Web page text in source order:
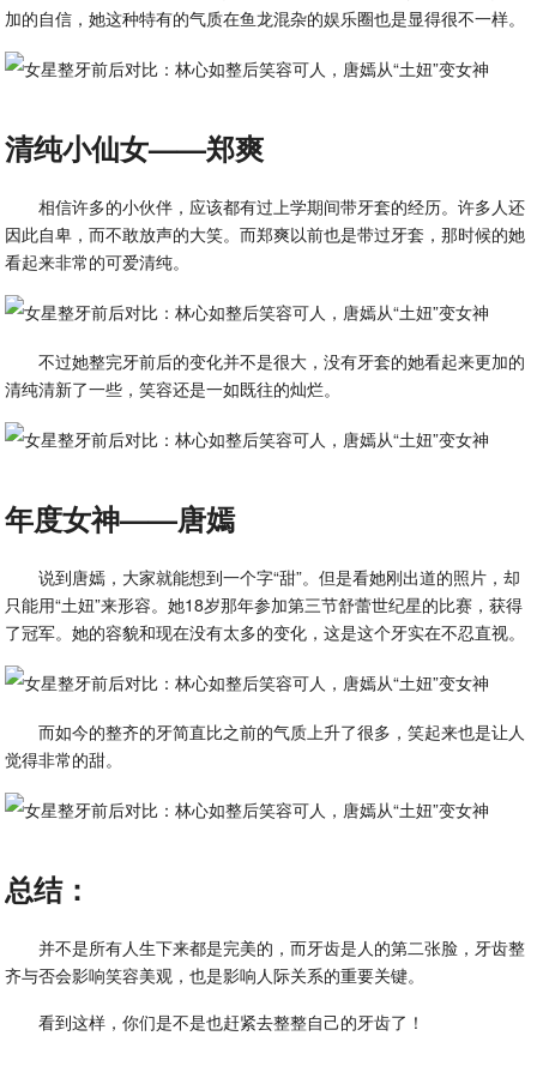
加的自信，她这种特有的气质在鱼龙混杂的娱乐圈也是显得很不一样。
清纯小仙女——郑爽
相信许多的小伙伴，应该都有过上学期间带牙套的经历。许多人还
因此自卑，而不敢放声的大笑。而郑爽以前也是带过牙套，那时候的她
看起来非常的可爱清纯。
不过她整完牙前后的变化并不是很大，没有牙套的她看起来更加的
清纯清新了一些，笑容还是一如既往的灿烂。
年度女神——唐嫣
说到唐嫣，大家就能想到一个字“甜”。但是看她刚出道的照片，却
只能用“土妞”来形容。她18岁那年参加第三节舒蕾世纪星的比赛，获得
了冠军。她的容貌和现在没有太多的变化，这是这个牙实在不忍直视。
而如今的整齐的牙简直比之前的气质上升了很多，笑起来也是让人
觉得非常的甜。
总结：
并不是所有人生下来都是完美的，而牙齿是人的第二张脸，牙齿整
齐与否会影响笑容美观，也是影响人际关系的重要关键。
看到这样，你们是不是也赶紧去整整自己的牙齿了！